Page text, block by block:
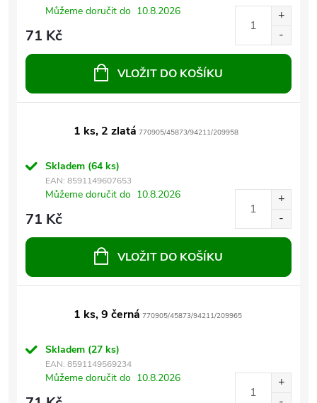
Můžeme doručit do 10.8.2026
71 Kč
VLOŽIT DO KOŠÍKU
1 ks, 2 zlatá 770905/45873/94211/209958
Skladem (64 ks)
EAN: 8591149607653
Můžeme doručit do 10.8.2026
71 Kč
VLOŽIT DO KOŠÍKU
1 ks, 9 černá 770905/45873/94211/209965
Skladem (27 ks)
EAN: 8591149569234
Můžeme doručit do 10.8.2026